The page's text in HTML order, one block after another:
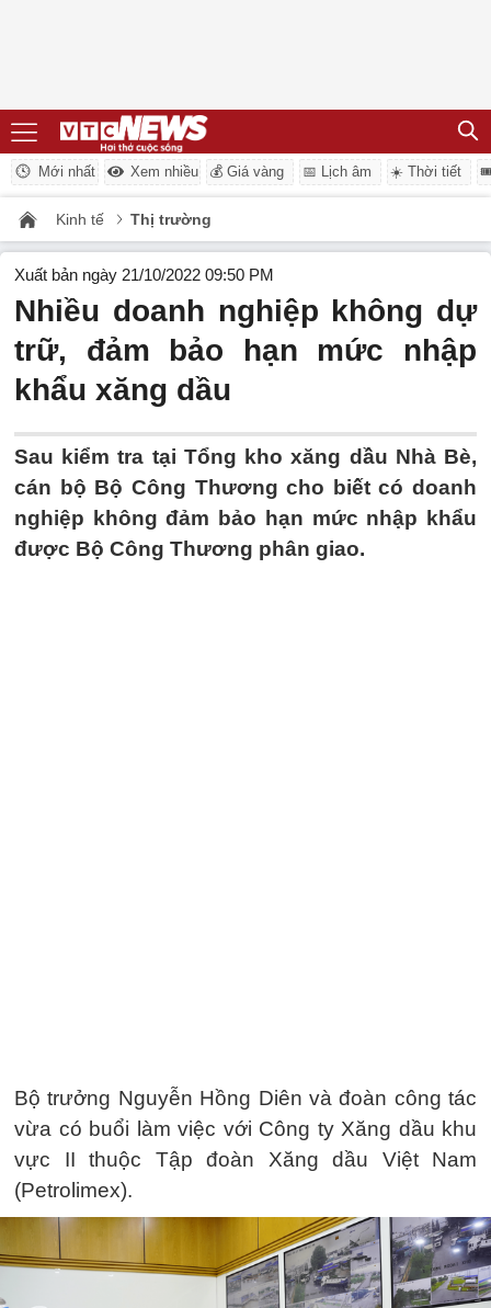
Mới nhất Xem nhiều 💰 Giá vàng 📅 Lịch âm ☀️ Thời tiết
Kinh tế Thị trường
Xuất bản ngày 21/10/2022 09:50 PM
Nhiều doanh nghiệp không dự
trữ, đảm bảo hạn mức nhập
khẩu xăng dầu
Sau kiểm tra tại Tổng kho xăng dầu Nhà Bè,
cán bộ Bộ Công Thương cho biết có doanh
nghiệp không đảm bảo hạn mức nhập khẩu
được Bộ Công Thương phân giao.
Bộ trưởng Nguyễn Hồng Diên và đoàn công tác
vừa có buổi làm việc với Công ty Xăng dầu khu
vực II thuộc Tập đoàn Xăng dầu Việt Nam
(Petrolimex).